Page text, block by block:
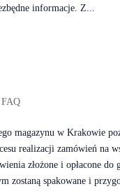
informacje. Z...
FAQ
magazynu w Krakowie
realizacji zamówień na
złożone i opłacone do
zostaną spakowane i